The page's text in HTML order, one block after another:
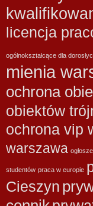
licencja
ogólnokształcące dla
mienia
ochrona
obiektów
ochrona vip
warszawa
studentów praca w europie
Cieszyn